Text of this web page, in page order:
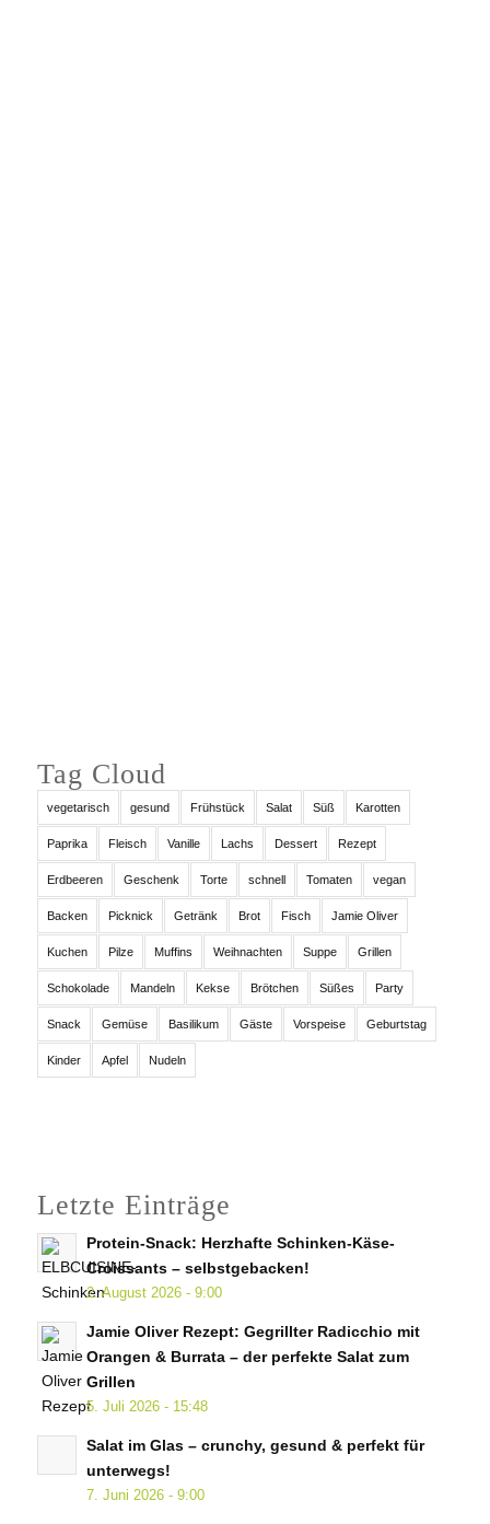
Tag Cloud
vegetarisch gesund Frühstück Salat Süß Karotten
Paprika Fleisch Vanille Lachs Dessert Rezept
Erdbeeren Geschenk Torte schnell Tomaten vegan
Backen Picknick Getränk Brot Fisch Jamie Oliver
Kuchen Pilze Muffins Weihnachten Suppe Grillen
Schokolade Mandeln Kekse Brötchen Süßes Party
Snack Gemüse Basilikum Gäste Vorspeise Geburtstag
Kinder Apfel Nudeln
Letzte Einträge
Protein-Snack: Herzhafte Schinken-Käse-
Croissants – selbstgebacken!
2. August 2026 - 9:00
Jamie Oliver Rezept: Gegrillter Radicchio mit
Orangen & Burrata – der perfekte Salat zum
Grillen
5. Juli 2026 - 15:48
Salat im Glas – crunchy, gesund & perfekt für
unterwegs!
7. Juni 2026 - 9:00